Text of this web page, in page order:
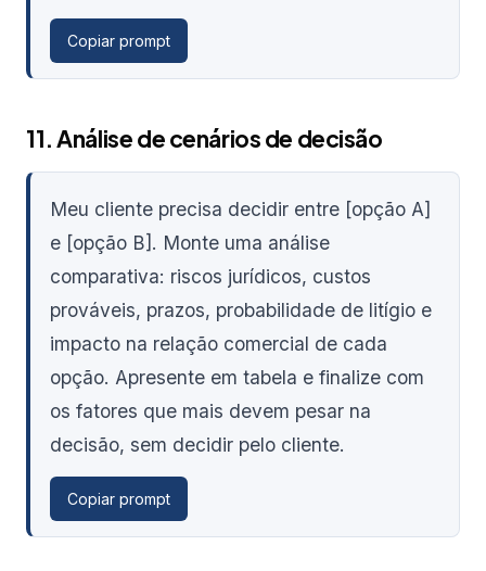
Copiar prompt
11. Análise de cenários de decisão
Meu cliente precisa decidir entre [opção A]
e [opção B]. Monte uma análise
comparativa: riscos jurídicos, custos
prováveis, prazos, probabilidade de litígio e
impacto na relação comercial de cada
opção. Apresente em tabela e finalize com
os fatores que mais devem pesar na
decisão, sem decidir pelo cliente.
Copiar prompt